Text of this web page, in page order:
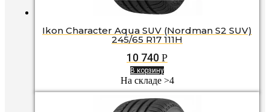
Ikon Character Aqua SUV (Nordman S2 SUV)
245/65 R17 111H
10 740 Р
В корзину
На складе >4